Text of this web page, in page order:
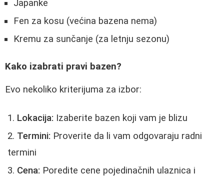
Japanke
Fen za kosu (većina bazena nema)
Kremu za sunčanje (za letnju sezonu)
Kako izabrati pravi bazen?
Evo nekoliko kriterijuma za izbor:
Lokacija: Izaberite bazen koji vam je blizu
Termini: Proverite da li vam odgovaraju radni
termini
Cena: Poredite cene pojedinačnih ulaznica i